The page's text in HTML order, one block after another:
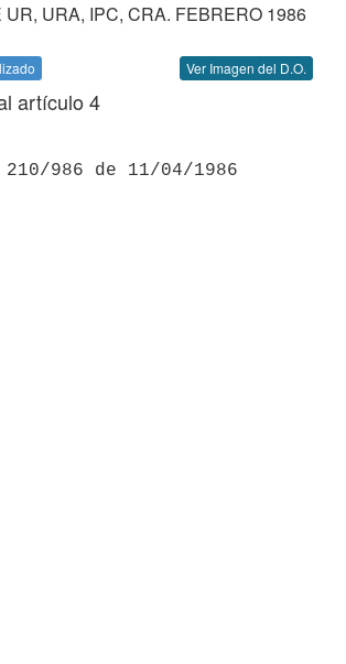
UR, URA, IPC, CRA. FEBRERO 1986
Ver Imagen del D.O.
artículo 4
210/986 de 11/04/1986